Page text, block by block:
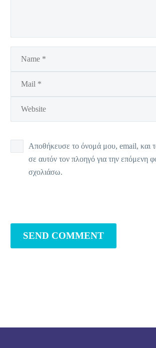
Αποθήκευσε το όνομά μου, email, και
σε αυτόν τον πλοηγό για την επόμενη
σχολιάσω.
SEND COMMENT